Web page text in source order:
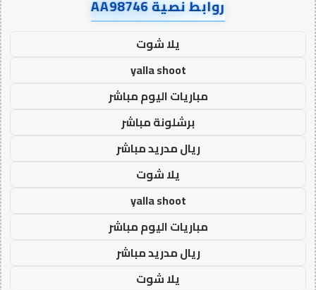
روابط نصية AA98746
يلا شوت
yalla shoot
مباريات اليوم مباشر
برشلونة مباشر
ريال مدريد مباشر
يلا شوت
yalla shoot
مباريات اليوم مباشر
ريال مدريد مباشر
يلا شوت